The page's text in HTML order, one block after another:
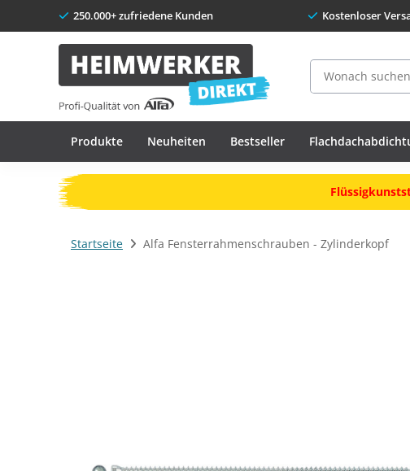
250.000+ zufriedene Kunden Kostenloser
Suche
Produkte Neuheiten Bestseller
Startseite Alfa Fensterrahmenschrauben - Zylinderkopf